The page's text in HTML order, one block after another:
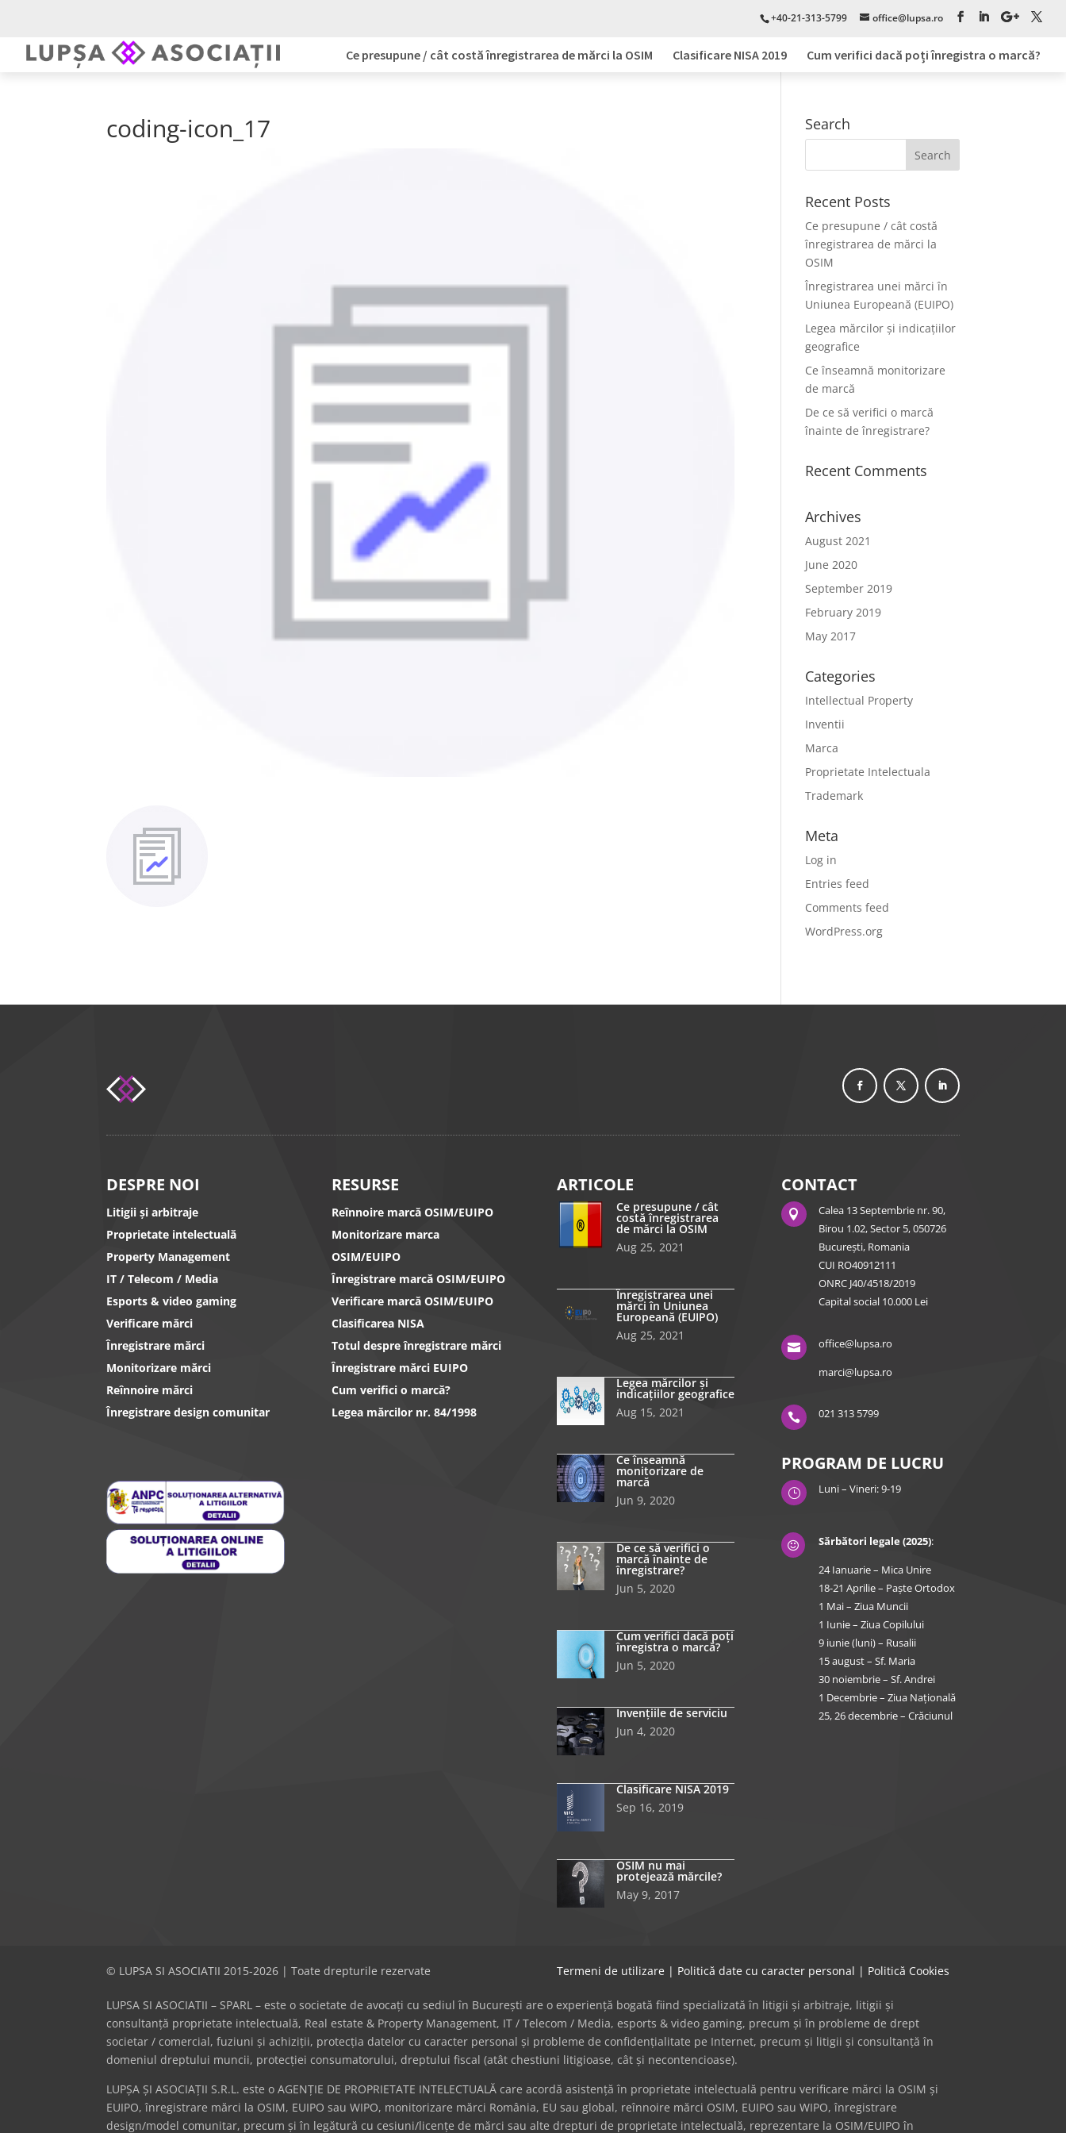
+40-21-313-5799 office@lupsa.ro
Ce presupune / cât costă înregistrarea de mărci la OSIM Clasificare NISA 2019 Cum verifici dacă poți înregistra o marcă?
coding-icon_17 Search
Recent Posts
Ce presupune / cât costă
înregistrarea de mărci la
OSIM
Înregistrarea unei mărci în
Uniunea Europeană (EUIPO)
Legea mărcilor și indicațiilor
geografice
Ce înseamnă monitorizare
de marcă
De ce să verifici o marcă
înainte de înregistrare?
Recent Comments
Archives
August 2021
June 2020
September 2019
February 2019
May 2017
Categories
Intellectual Property
Inventii
Marca
Proprietate Intelectuala
Trademark
Meta
Log in
Entries feed
Comments feed
WordPress.org
DESPRE NOI
Litigii și arbitraje
Proprietate intelectuală
Property Management
IT / Telecom / Media
Esports & video gaming
Verificare mărci
Înregistrare mărci
Monitorizare mărci
Reînnoire mărci
Înregistrare design comunitar
RESURSE
Reînnoire marcă OSIM/EUIPO
Monitorizare marca
OSIM/EUIPO
Înregistrare marcă OSIM/EUIPO
Verificare marcă OSIM/EUIPO
Clasificarea NISA
Totul despre înregistrare mărci
Înregistrare mărci EUIPO
Cum verifici o marcă?
Legea mărcilor nr. 84/1998
ARTICOLE
Ce presupune / cât
costă înregistrarea
de mărci la OSIM
Aug 25, 2021
Înregistrarea unei
mărci în Uniunea
Europeană (EUIPO)
Aug 25, 2021
Legea mărcilor și
indicațiilor geografice
Aug 15, 2021
Ce înseamnă
monitorizare de
marcă
Jun 9, 2020
De ce să verifici o
marcă înainte de
înregistrare?
Jun 5, 2020
Cum verifici dacă poți
înregistra o marcă?
Jun 5, 2020
Invențiile de serviciu
Jun 4, 2020
Clasificare NISA 2019
Sep 16, 2019
OSIM nu mai
protejează mărcile?
May 9, 2017
CONTACT

Calea 13 Septembrie nr. 90,
Birou 1.02, Sector 5, 050726
București, Romania
CUI RO40912111
ONRC J40/4518/2019
Capital social 10.000 Lei

office@lupsa.ro
marci@lupsa.ro
 021 313 5799
PROGRAM DE LUCRU
} Luni – Vineri: 9-19
 Sărbători legale (2025):
24 Ianuarie – Mica Unire
18-21 Aprilie – Paște Ortodox
1 Mai – Ziua Muncii
1 Iunie – Ziua Copilului
9 iunie (luni) – Rusalii
15 august – Sf. Maria
30 noiembrie – Sf. Andrei
1 Decembrie – Ziua Națională
25, 26 decembrie – Crăciunul
© LUPSA SI ASOCIATII 2015-2026 | Toate drepturile rezervate Termeni de utilizare | Politică date cu caracter personal | Politică Cookies
LUPSA SI ASOCIATII – SPARL – este o societate de avocați cu sediul în București are o experiență bogată fiind specializată în litigii și arbitraje, litigii și
consultanță proprietate intelectuală, Real estate & Property Management, IT / Telecom / Media, esports & video gaming, precum și în probleme de drept
societar / comercial, fuziuni și achiziții, protecția datelor cu caracter personal și probleme de confidențialitate pe Internet, precum și litigii și consultanță în
domeniul dreptului muncii, protecției consumatorului, dreptului fiscal (atât chestiuni litigioase, cât și necontencioase).
LUPȘA ȘI ASOCIAȚII S.R.L. este o AGENȚIE DE PROPRIETATE INTELECTUALĂ care acordă asistență în proprietate intelectuală pentru verificare mărci la OSIM și
EUIPO, înregistrare mărci la OSIM, EUIPO sau WIPO, monitorizare mărci România, EU sau global, reînnoire mărci OSIM, EUIPO sau WIPO, înregistrare
design/model comunitar, precum și în legătură cu cesiuni/licențe de mărci sau alte drepturi de proprietate intelectuală, reprezentare la OSIM/EUIPO în